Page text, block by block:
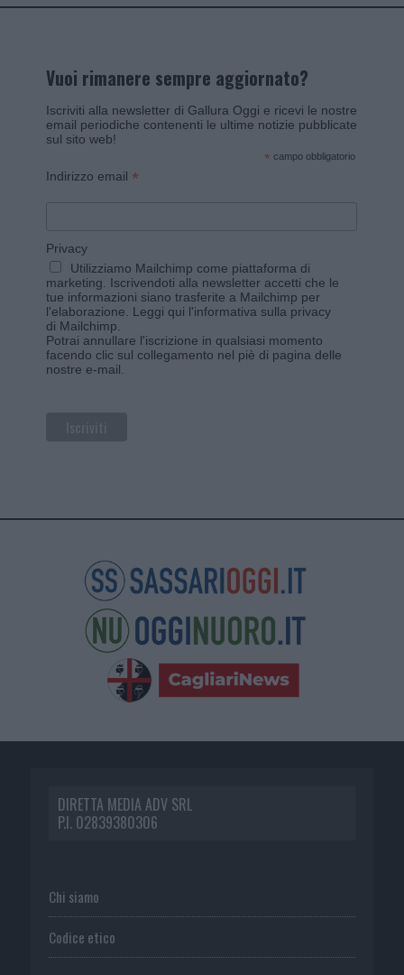
Vuoi rimanere sempre aggiornato?
Iscriviti alla newsletter di Gallura Oggi e ricevi le nostre
email periodiche contenenti le ultime notizie pubblicate
sul sito web!
* campo obbligatorio
Indirizzo email *
Privacy
Utilizziamo Mailchimp come piattaforma di
marketing. Iscrivendoti alla newsletter accetti che le
tue informazioni siano trasferite a Mailchimp per
l'elaborazione. Leggi qui l'informativa sulla privacy
di Mailchimp
Potrai annullare l'iscrizione in qualsiasi momento
facendo clic sul collegamento nel piè di pagina delle
nostre e-mail.
DIRETTA MEDIA ADV SRL
P.I. 02839380306
Chi siamo
Codice etico